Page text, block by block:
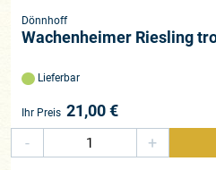
Dönnhoff
Wachenheimer Riesling
Lieferbar
Ihr Preis 21,00€
-
+